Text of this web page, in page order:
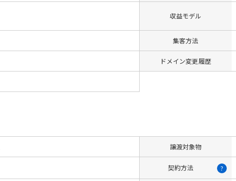
収益モデル
集客方法
ドメイン変更履歴
譲渡対象物
契約方法 ?